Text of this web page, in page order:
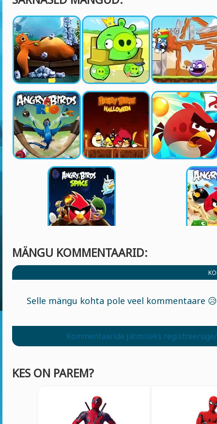
MÄNGU KOMMENTAARID:
Selle mängu kohta pole veel kommentaare
Kommentaaride jätmiseks
KES ON PAREM?